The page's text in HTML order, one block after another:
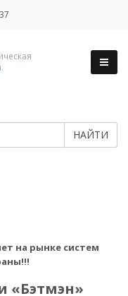
НАЙТИ
на рынке систем
«Бэтмэн»